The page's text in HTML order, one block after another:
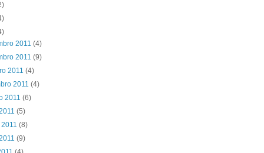
2011(4)
2011(9)
2011(4)
2011(4)
2011(6)
(5)
2011(8)
(9)